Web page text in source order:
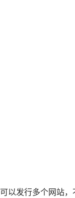
以发行多个网站，